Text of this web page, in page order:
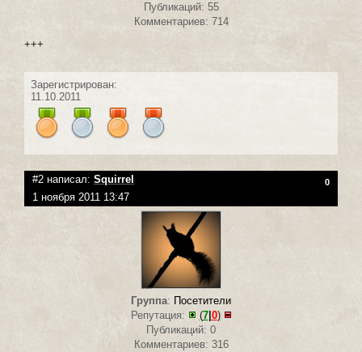
Публикаций: 55
Комментариев: 714
+++
Зарегистрирован:
11.10.2011
#2 написал: Squirrel 0
1 ноября 2011 13:47
Группа: Посетители
Репутация:
(7| 0)
Публикаций: 0
Комментариев: 316